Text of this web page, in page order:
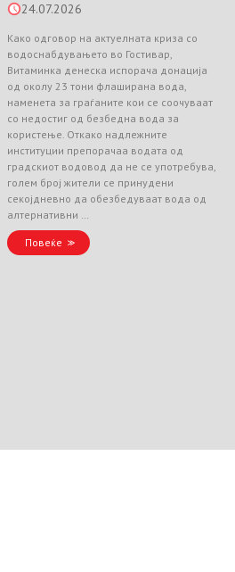
24.07.2026
Како одговор на актуелната криза со
водоснабдувањето во Гостивар,
Витаминка денеска испорача донација
од околу 23 тони флаширана вода,
наменета за граѓаните кои се соочуваат
со недостиг од безбедна вода за
користење. Откако надлежните
институции препорачаа водата од
градскиот водовод да не се употребува,
голем број жители се принудени
секојдневно да обезбедуваат вода од
алтернативни …
Повеќе